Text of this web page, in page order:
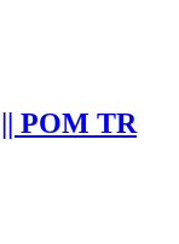
POM TR